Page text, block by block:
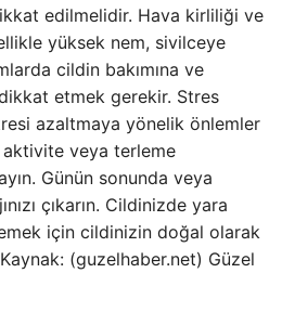
edilmelidir. Hava kirliliği ve
yüksek nem, sivilceye
cildin bakımına ve
etmek gerekir. Stres
azaltmaya yönelik önlemler
veya terleme
Günün sonunda veya
çıkarın. Cildinizde yara
için cildinizin doğal olarak
(guzelhaber.net) Güzel